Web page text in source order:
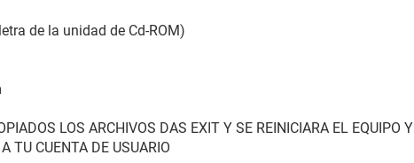
de la unidad de Cd-ROM)
LOS ARCHIVOS DAS EXIT Y SE REINICIARA EL EQUIPO Y
TU CUENTA DE USUARIO